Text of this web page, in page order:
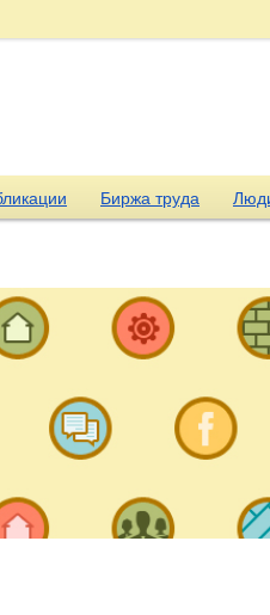
Биржа труда